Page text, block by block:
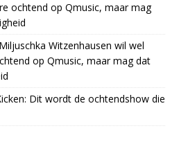
ochtend op Qmusic, maar mag
Witzenhausen wil wel
op Qmusic, maar mag dat
Dit wordt de ochtendshow die